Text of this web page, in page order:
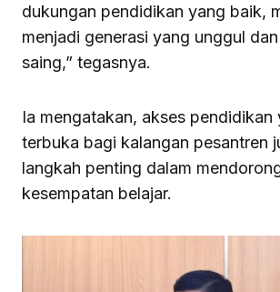
dukungan pendidikan yang baik,
menjadi generasi yang unggul
saing,” tegasnya.
Ia mengatakan, akses pendidikan
terbuka bagi kalangan pesantren
langkah penting dalam
kesempatan belajar.